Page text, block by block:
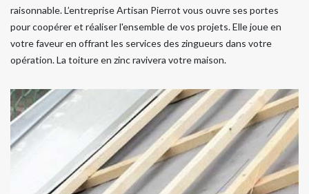
raisonnable. L’entreprise Artisan Pierrot vous ouvre ses portes
pour coopérer et réaliser l'ensemble de vos projets. Elle joue en
votre faveur en offrant les services des zingueurs dans votre
opération. La toiture en zinc ravivera votre maison.